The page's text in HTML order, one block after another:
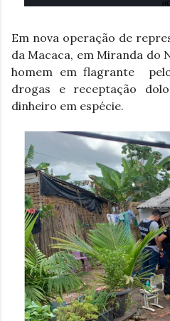
Em nova operação de
da Macaca, em Miranda do
homem em flagrante
drogas e receptação
dinheiro em espécie.